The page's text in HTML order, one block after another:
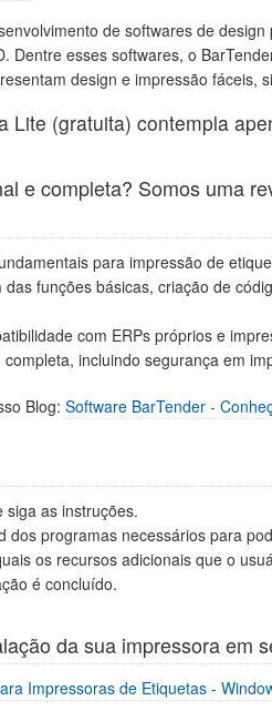
de softwares de
Dentre esses softwares, o
design e impressão fáceis,
Lite (gratuita) contempla
e completa? Somos uma
para impressão de
das funções básicas, criação de
com ERPs próprios e
completa, incluindo segurança em
Blog: Software BarTender -
siga as instruções.
dos programas necessários para
os recursos adicionais que o
é concluído.
da sua impressora em
Impressoras de Etiquetas -